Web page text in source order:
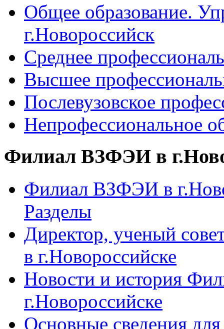
Общее образование.
г.Новороссийск
Среднее
Высшее
Послевузовское
Непрофессиональное
Филиал ВЗФЭИ в
Филиал ВЗФЭИ в
Разделы
Директор, ученый
в г.Новороссийске
Новости и история
г.Новороссийске
Основные сведения